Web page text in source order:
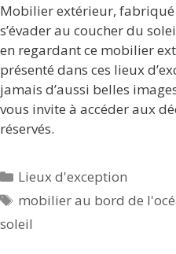
Mobilier extérieur, fabriqué
s’évader au coucher du
en regardant ce mobilier
présenté dans ces lieux
jamais d’aussi belles
vous invite à accéder aux
réservés.
Catégories
Lieux d'exception
Étiquettes
mobilier au bord de
soleil